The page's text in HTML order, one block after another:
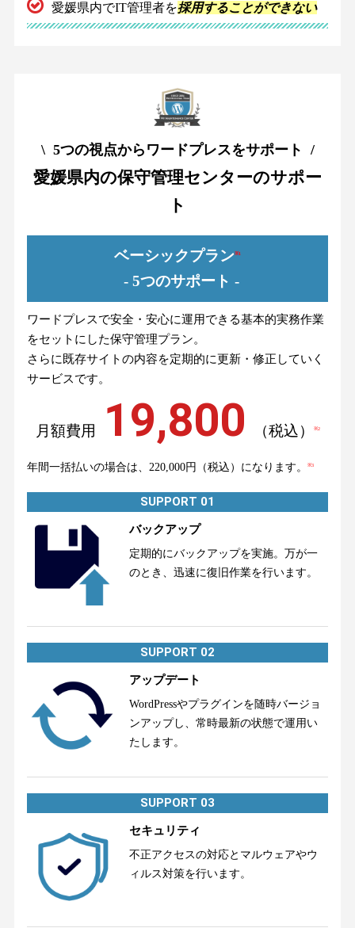
愛媛県内でIT管理者を採用することができない
\ 5つの視点からワードプレスをサポート /
愛媛県内の保守管理センターのサポー
ト
ベーシックプラン※1
- 5つのサポート -
ワードプレスで安全・安心に運用できる基本的実務作業
をセットにした保守管理プラン。
さらに既存サイトの内容を定期的に更新・修正していく
サービスです。
月額費用 19,800 （税込） ※2
年間一括払いの場合は、220,000円（税込）になります。※3
SUPPORT 01
バックアップ
定期的にバックアップを実施。万が一
のとき、迅速に復旧作業を行います。
SUPPORT 02
アップデート
WordPressやプラグインを随時バージョ
ンアップし、常時最新の状態で運用い
たします。
SUPPORT 03
セキュリティ
不正アクセスの対応とマルウェアやウ
ィルス対策を行います。